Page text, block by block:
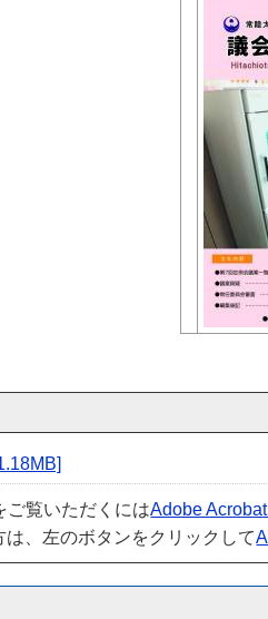
ご覧いただくにはAdobe
は、左のボタンをクリックして